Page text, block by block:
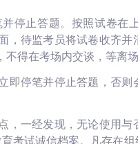
停止答题。按照试卷在
，待监考员将试卷收齐并
得在考场内交谈，等离
即停笔并停止答题，否
，一经发现，无论使用
考试诚信档案。凡存在